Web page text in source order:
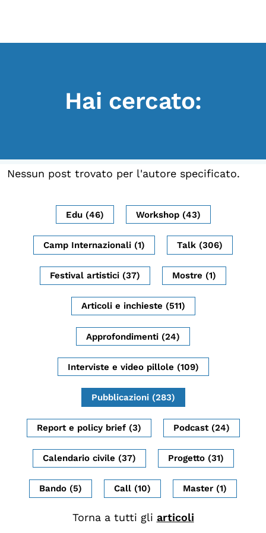
LA FONDAZIONE
Archivio
Archivi del presente
Biblioteca
Mostre digitali
Osservatori di ricerca
Progetti Nazionali
Progetti Internazionali
Pubblicazioni
Storie di Resistenza, ottant’anni dopo
Calendario civile
Elezioni dal mondo
Hai cercato:
Nessun post trovato per l'autore specificato.
Edu (46) Workshop (43)
Camp Internazionali (1) Talk (306)
Festival artistici (37) Mostre (1)
Articoli e inchieste (511)
Approfondimenti (24)
Interviste e video pillole (109)
Pubblicazioni (283)
Report e policy brief (3) Podcast (24)
Calendario civile (37) Progetto (31)
Bando (5) Call (10) Master (1)
Torna a tutti gli articoli